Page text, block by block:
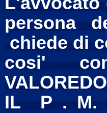
persona
chiede di
cosi'
IL P . M.